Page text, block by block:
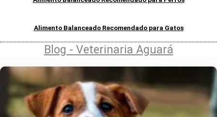
Alimento Balanceado Recomendado para Gatos
Blog - Veterinaria Aguará